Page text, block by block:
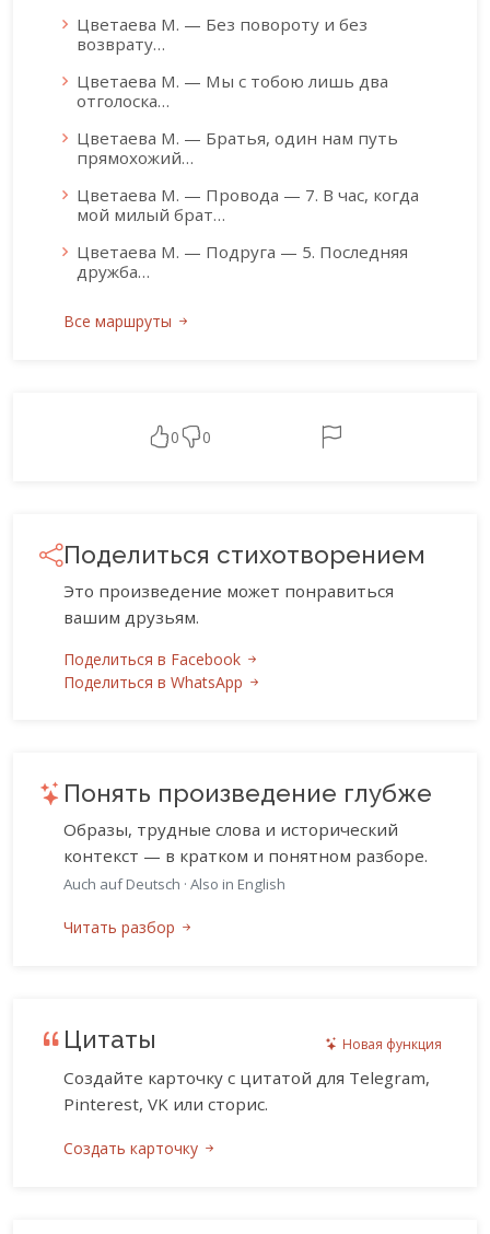
Цветаева М. — Без повороту и без
возврату…
Цветаева М. — Мы с тобою лишь два
отголоска…
Цветаева М. — Братья, один нам путь
прямохожий…
Цветаева М. — Провода — 7. В час, когда
мой милый брат…
Цветаева М. — Подруга — 5. Последняя
дружба…
Все маршруты
0 0
Поделиться стихотворением
Это произведение может понравиться
вашим друзьям.
Поделиться в Facebook
Поделиться в WhatsApp
Понять произведение глубже
Образы, трудные слова и исторический
контекст — в кратком и понятном разборе.
Auch auf Deutsch · Also in English
Читать разбор
Цитаты Новая функция
Создайте карточку с цитатой для Telegram,
Pinterest, VK или сторис.
Создать карточку